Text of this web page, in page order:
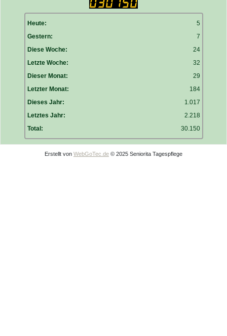
Heute:
5
Gestern:
7
Diese Woche:
24
Letzte Woche:
32
Dieser Monat:
29
Letzter Monat:
184
Dieses Jahr:
1.017
Letztes Jahr:
2.218
Total:
30.150
Erstellt von WebGoTec.de © 2025 Seniorita Tagespflege